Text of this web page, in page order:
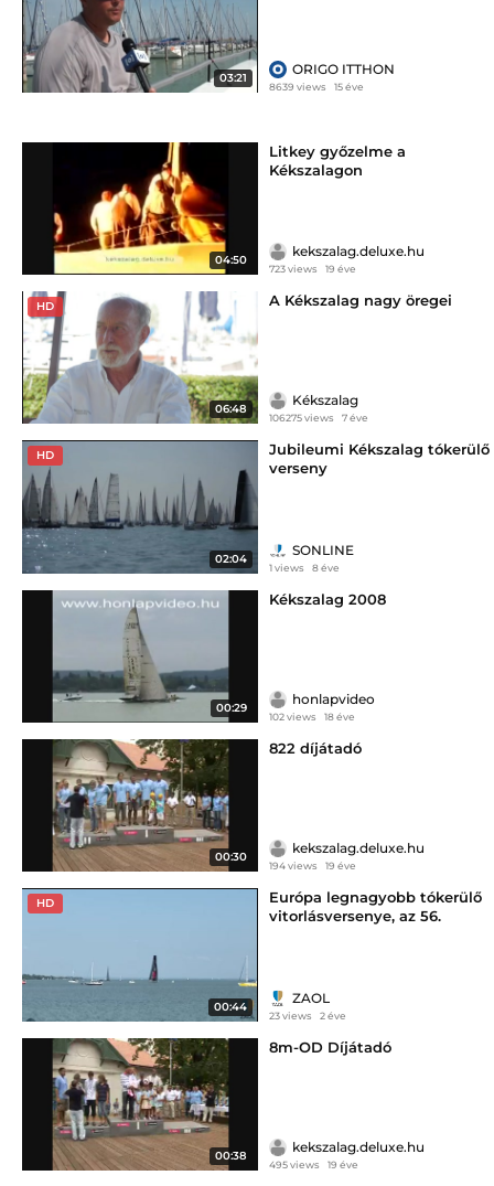
03:21
ORIGO ITTHON
8639 views 15 éve
04:50
Litkey győzelme a
Kékszalagon
kekszalag.deluxe.hu
723 views 19 éve
HD
06:48
A Kékszalag nagy öregei
Kékszalag
106275 views 7 éve
HD
02:04
Jubileumi Kékszalag tókerülő
verseny
SONLINE
1 views 8 éve
00:29
Kékszalag 2008
honlapvideo
102 views 18 éve
00:30
822 díjátadó
kekszalag.deluxe.hu
194 views 19 éve
HD
00:44
Európa legnagyobb tókerülő
vitorlásversenye, az 56.
ZAOL
23 views 2 éve
00:38
8m-OD Díjátadó
kekszalag.deluxe.hu
495 views 19 éve